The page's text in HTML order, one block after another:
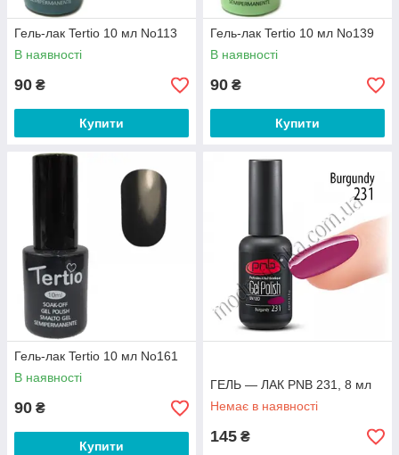
Гель-лак Tertio 10 мл No113
В наявності
90 ₴
Купити
Гель-лак Tertio 10 мл No139
В наявності
90 ₴
Купити
Гель-лак Tertio 10 мл No161
В наявності
90 ₴
Купити
ГЕЛЬ — ЛАК PNB 231, 8 мл
Немає в наявності
145 ₴